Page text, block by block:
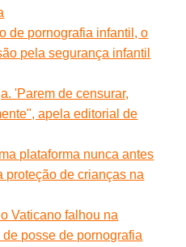
de pornografia infantil, o
pela segurança infantil
'Parem de censurar,
apela editorial de
plataforma nunca antes
proteção de crianças na
Vaticano falhou na
posse de pornografia